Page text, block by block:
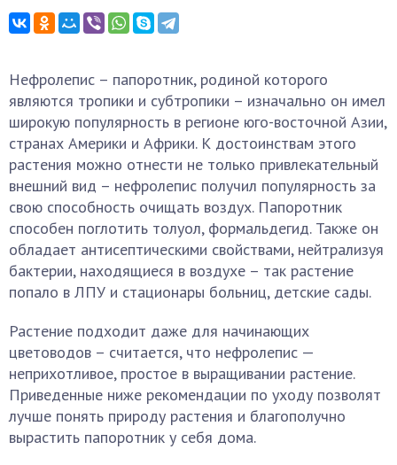
Нефролепис – папоротник, родиной которого
являются тропики и субтропики – изначально он имел
широкую популярность в регионе юго-восточной Азии,
странах Америки и Африки. К достоинствам этого
растения можно отнести не только привлекательный
внешний вид – нефролепис получил популярность за
свою способность очищать воздух. Папоротник
способен поглотить толуол, формальдегид. Также он
обладает антисептическими свойствами, нейтрализуя
бактерии, находящиеся в воздухе – так растение
попало в ЛПУ и стационары больниц, детские сады.
Растение подходит даже для начинающих
цветоводов – считается, что нефролепис —
неприхотливое, простое в выращивании растение.
Приведенные ниже рекомендации по уходу позволят
лучше понять природу растения и благополучно
вырастить папоротник у себя дома.